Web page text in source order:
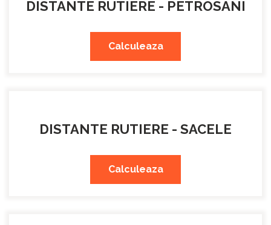
DISTANTE RUTIERE - PETROSANI
Calculeaza
DISTANTE RUTIERE - SACELE
Calculeaza